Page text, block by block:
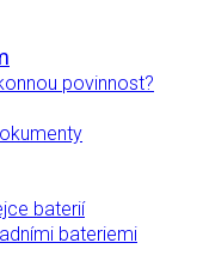
povinnost?
baterií
bateriemi